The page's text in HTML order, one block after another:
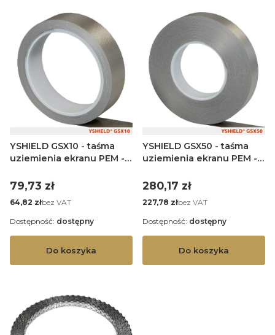
YSHIELD GSX10 - taśma
uziemienia ekranu PEM -
Cena
79,73 zł
Cena
64,82 złbez VAT
Do koszyka
Dostępność: dostępny
YSHIELD GSX50 - taśma
uziemienia ekranu PEM -
Cena
280,17 zł
Cena
227,78 złbez VAT
Do koszyka
Dostępność: dostępny